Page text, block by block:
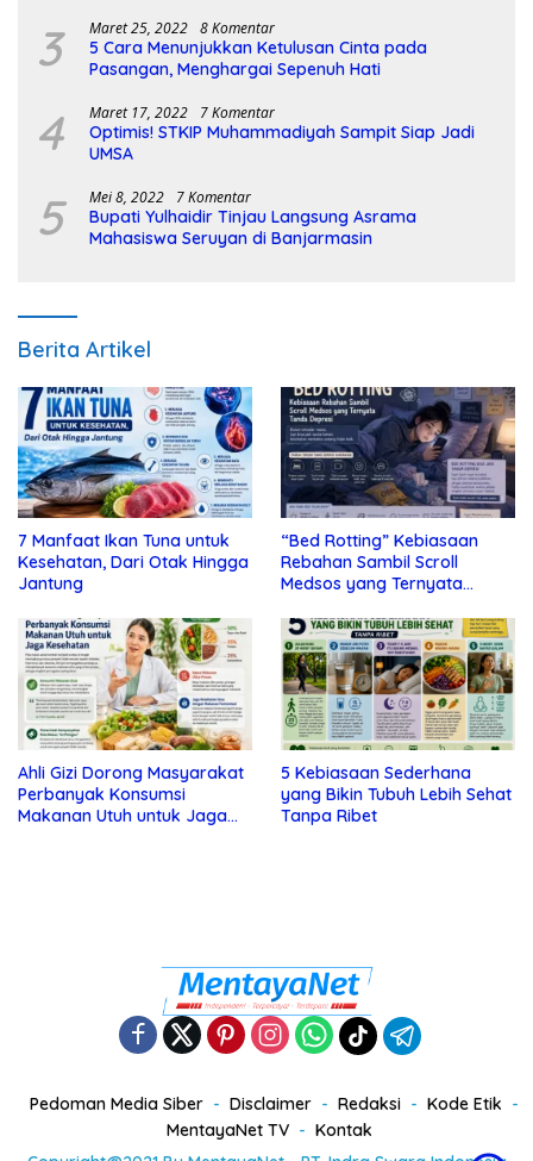
3 Maret 25, 2022 8 Komentar
5 Cara Menunjukkan Ketulusan Cinta pada
Pasangan, Menghargai Sepenuh Hati
4 Maret 17, 2022 7 Komentar
Optimis! STKIP Muhammadiyah Sampit Siap Jadi
UMSA
5 Mei 8, 2022 7 Komentar
Bupati Yulhaidir Tinjau Langsung Asrama
Mahasiswa Seruyan di Banjarmasin
Berita Artikel
7 Manfaat Ikan Tuna untuk
Kesehatan, Dari Otak Hingga
Jantung
“Bed Rotting” Kebiasaan
Rebahan Sambil Scroll
Medsos yang Ternyata
Ahli Gizi Dorong Masyarakat
Perbanyak Konsumsi
Makanan Utuh untuk Jaga
5 Kebiasaan Sederhana
yang Bikin Tubuh Lebih Sehat
Tanpa Ribet
Pedoman Media Siber Disclaimer Redaksi
Kode Etik
MentayaNet TV
Kontak